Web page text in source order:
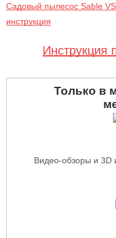
Садовый пылесос Sable
инструкция
Инструкция
Только в
Видео-обзоры и 3D